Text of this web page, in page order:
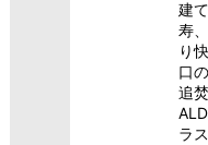
建
寿
り
口
追
ラ